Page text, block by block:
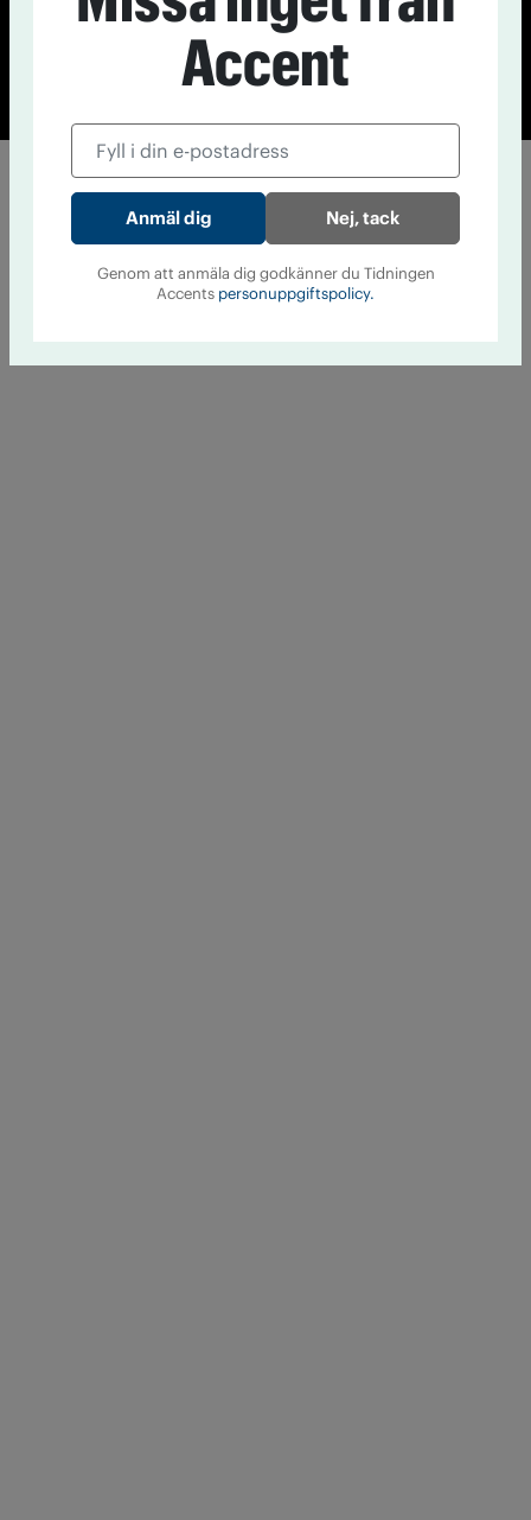
© Tidningen Accent 2026
Cookiepolicy
Personuppgiftspolicy
Accent
Nej, tack
Genom att anmäla dig godkänner du Tidningen
Accents personuppgiftspolicy.